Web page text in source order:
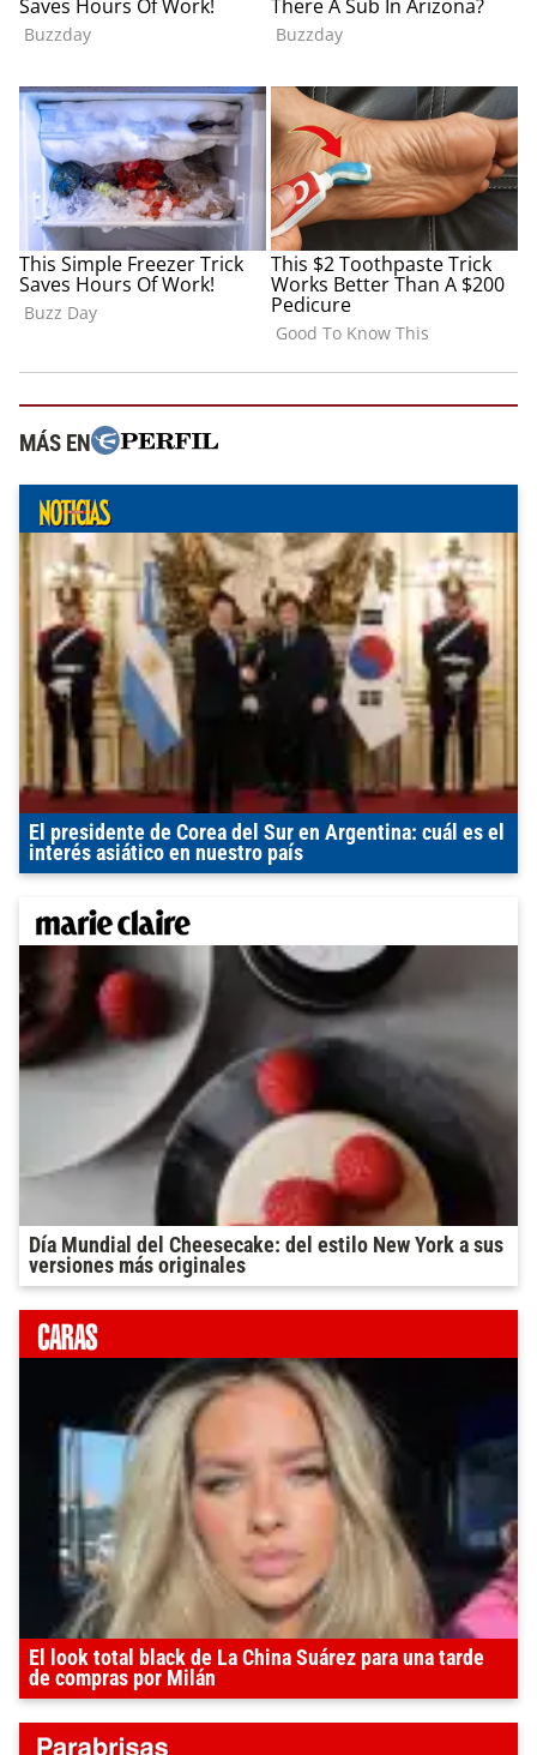
MÁS EN
El presidente de Corea del Sur en Argentina: cuál es el
interés asiático en nuestro país
Día Mundial del Cheesecake: del estilo New York a sus
versiones más originales
El look total black de La China Suárez para una tarde
de compras por Milán